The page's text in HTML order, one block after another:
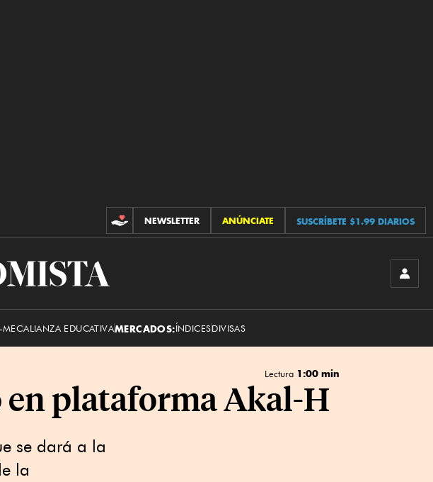
CONTRIBUCIONES
NEWSLETTER ANÚNCIATE SUSCRÍBETE $1.99 DIARIOS
MECALIANZA EDUCATIVAMERCADOS:ÍNDICESDIVISAS
Lectura 1:00 min
plataforma Akal-H
se dará a la
la